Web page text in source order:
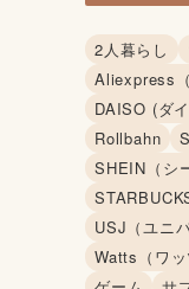
2人暮らし
Aliexpress
DAISO (ダ
Rollbahn
SHEIN（シ
USJ（ユニ
Watts（ワッ